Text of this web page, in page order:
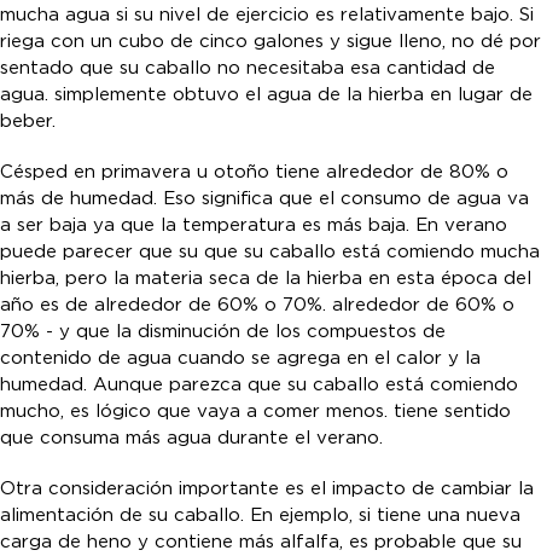
mucha agua si su nivel de ejercicio es relativamente bajo. Si
riega con un cubo de cinco galones y sigue lleno, no dé por
sentado que su caballo no necesitaba esa cantidad de
agua. simplemente obtuvo el agua de la hierba en lugar de
beber.
Césped en primavera u otoño tiene alrededor de 80% o
más de humedad. Eso significa que el consumo de agua va
a ser baja ya que la temperatura es más baja. En verano
puede parecer que su que su caballo está comiendo mucha
hierba, pero la materia seca de la hierba en esta época del
año es de alrededor de 60% o 70%. alrededor de 60% o
70% - y que la disminución de los compuestos de
contenido de agua cuando se agrega en el calor y la
humedad. Aunque parezca que su caballo está comiendo
mucho, es lógico que vaya a comer menos. tiene sentido
que consuma más agua durante el verano.
Otra consideración importante es el impacto de cambiar la
alimentación de su caballo. En ejemplo, si tiene una nueva
carga de heno y contiene más alfalfa, es probable que su